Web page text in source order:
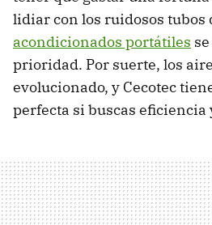
lidiar con los ruidosos tubos
acondicionados portátiles
prioridad. Por suerte, los
evolucionado, y Cecotec
perfecta si buscas eficiencia